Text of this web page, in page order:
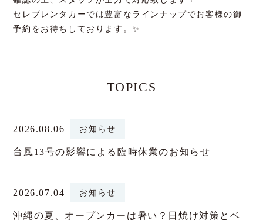
セレブレンタカーでは豊富なラインナップでお客様の御
予約をお待ちしております。✨
TOPICS
2026.08.06 お知らせ
台風13号の影響による臨時休業のお知らせ
2026.07.04 お知らせ
沖縄の夏、オープンカーは暑い？日焼け対策とベ